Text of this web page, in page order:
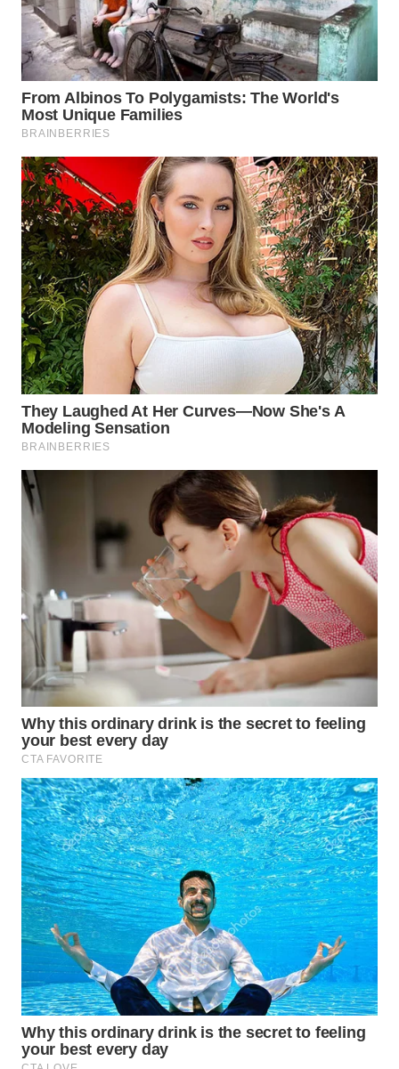
WN
NATUNA
WN
BINTAN
WN
MANDALIKA
WN
LIKUPANG
WN
LABUANBAJO
WN
BORNEO
Wahana
Group
WAHANA
TANI
WAHANA
ADVOKAT
WAHANA
INFRASTRUKTUR
WAHANA
KONSUMEN
WAHANA
LISTRIK
WAHANA
TRAVEL
WAHANA
TV
WAHANANEWS
ID